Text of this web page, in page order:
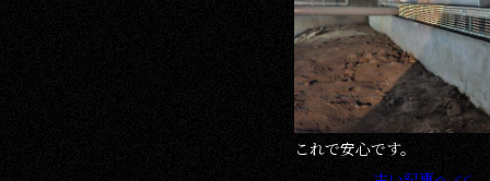
これで安心です。